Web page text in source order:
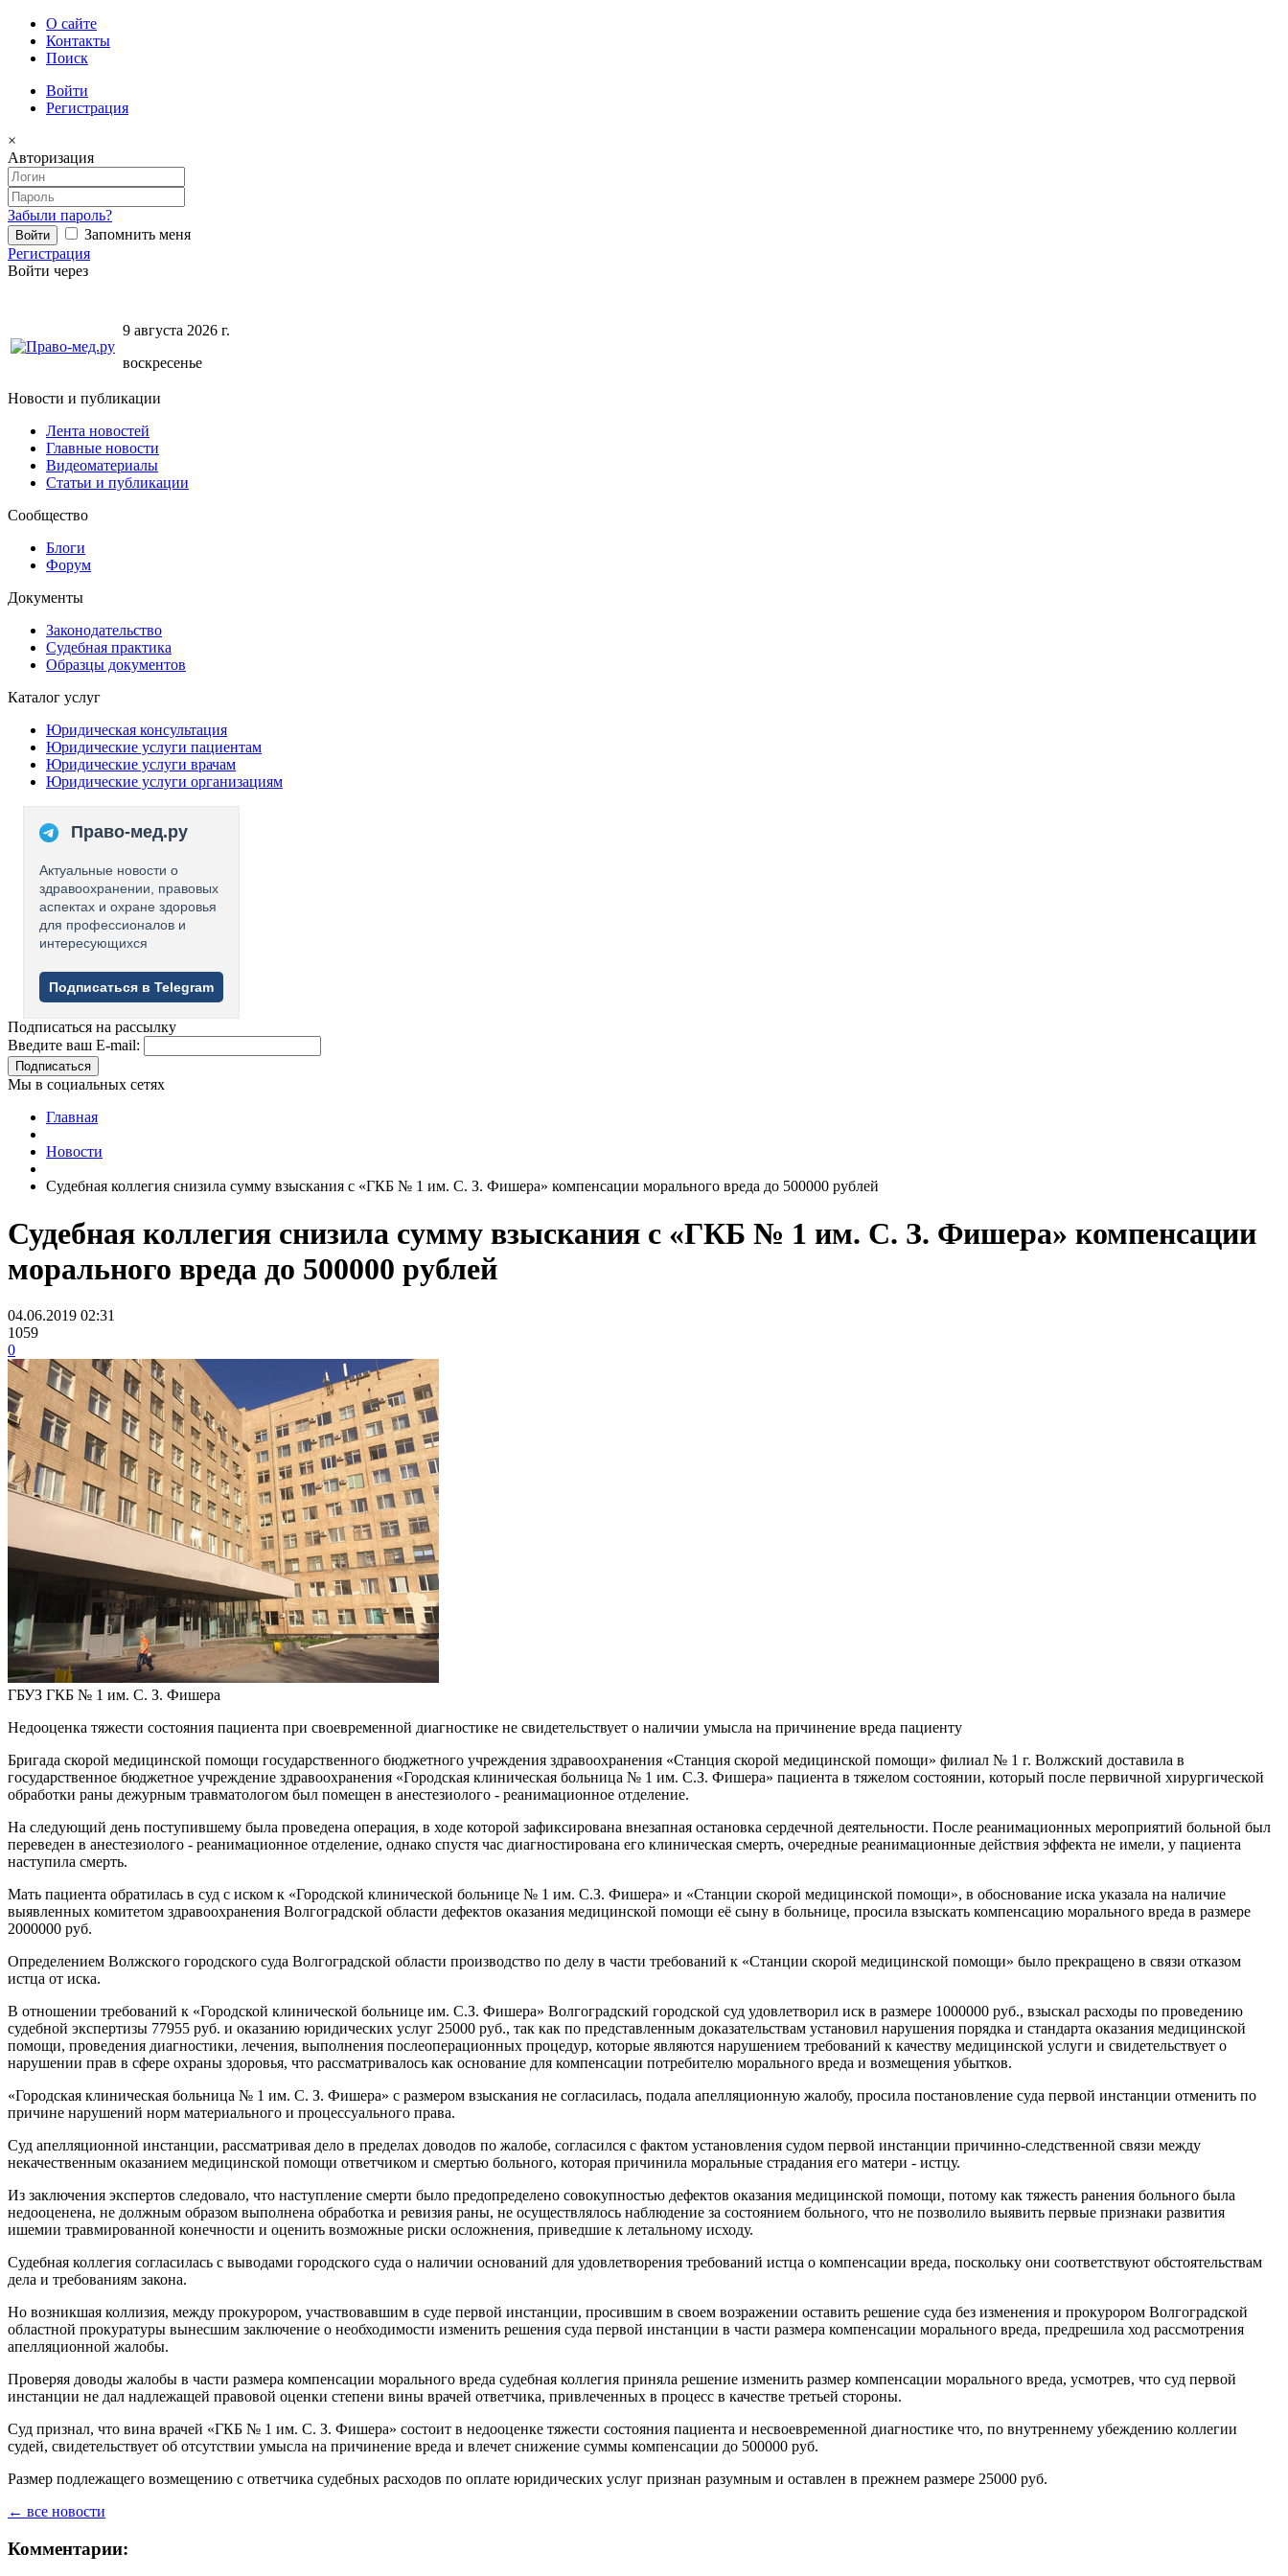
О сайте
Контакты
Поиск
Войти
Регистрация
×
Авторизация
Забыли пароль?
Запомнить меня
Регистрация
Войти через
9 августа 2026 г.
воскресенье
Новости и публикации
Лента новостей
Главные новости
Видеоматериалы
Статьи и публикации
Сообщество
Блоги
Форум
Документы
Законодательство
Судебная практика
Образцы документов
Каталог услуг
Юридическая консультация
Юридические услуги пациентам
Юридические услуги врачам
Юридические услуги организациям
Право-мед.ру
Актуальные новости о
здравоохранении, правовых
аспектах и охране здоровья
для профессионалов и
интересующихся
Подписаться в Telegram
Подписаться на рассылку
Введите ваш E-mail:
Подписаться
Мы в социальных сетях
Главная
Новости
Судебная коллегия снизила сумму взыскания с «ГКБ № 1 им. С. З. Фишера» компенсации морального вреда до 500000 рублей
Судебная коллегия снизила сумму взыскания с «ГКБ № 1 им. С. З. Фишера» компенсации
морального вреда до 500000 рублей
04.06.2019 02:31
1059
0
ГБУЗ ГКБ № 1 им. С. З. Фишера
Недооценка тяжести состояния пациента при своевременной диагностике не свидетельствует о наличии умысла на причинение вреда пациенту
Бригада скорой медицинской помощи государственного бюджетного учреждения здравоохранения «Станция скорой медицинской помощи» филиал № 1 г. Волжский доставила в
государственное бюджетное учреждение здравоохранения «Городская клиническая больница № 1 им. С.З. Фишера» пациента в тяжелом состоянии, который после первичной хирургической
обработки раны дежурным травматологом был помещен в анестезиолого - реанимационное отделение.
На следующий день поступившему была проведена операция, в ходе которой зафиксирована внезапная остановка сердечной деятельности. После реанимационных мероприятий больной был
переведен в анестезиолого - реанимационное отделение, однако спустя час диагностирована его клиническая смерть, очередные реанимационные действия эффекта не имели, у пациента
наступила смерть.
Мать пациента обратилась в суд с иском к «Городской клинической больнице № 1 им. С.З. Фишера» и «Станции скорой медицинской помощи», в обоснование иска указала на наличие
выявленных комитетом здравоохранения Волгоградской области дефектов оказания медицинской помощи её сыну в больнице, просила взыскать компенсацию морального вреда в размере
2000000 руб.
Определением Волжского городского суда Волгоградской области производство по делу в части требований к «Станции скорой медицинской помощи» было прекращено в связи отказом
истца от иска.
В отношении требований к «Городской клинической больнице им. С.З. Фишера» Волгоградский городской суд удовлетворил иск в размере 1000000 руб., взыскал расходы по проведению
судебной экспертизы 77955 руб. и оказанию юридических услуг 25000 руб., так как по представленным доказательствам установил нарушения порядка и стандарта оказания медицинской
помощи, проведения диагностики, лечения, выполнения послеоперационных процедур, которые являются нарушением требований к качеству медицинской услуги и свидетельствует о
нарушении прав в сфере охраны здоровья, что рассматривалось как основание для компенсации потребителю морального вреда и возмещения убытков.
«Городская клиническая больница № 1 им. С. З. Фишера» с размером взыскания не согласилась, подала апелляционную жалобу, просила постановление суда первой инстанции отменить по
причине нарушений норм материального и процессуального права.
Суд апелляционной инстанции, рассматривая дело в пределах доводов по жалобе, согласился с фактом установления судом первой инстанции причинно-следственной связи между
некачественным оказанием медицинской помощи ответчиком и смертью больного, которая причинила моральные страдания его матери - истцу.
Из заключения экспертов следовало, что наступление смерти было предопределено совокупностью дефектов оказания медицинской помощи, потому как тяжесть ранения больного была
недооценена, не должным образом выполнена обработка и ревизия раны, не осуществлялось наблюдение за состоянием больного, что не позволило выявить первые признаки развития
ишемии травмированной конечности и оценить возможные риски осложнения, приведшие к летальному исходу.
Судебная коллегия согласилась с выводами городского суда о наличии оснований для удовлетворения требований истца о компенсации вреда, поскольку они соответствуют обстоятельствам
дела и требованиям закона.
Но возникшая коллизия, между прокурором, участвовавшим в суде первой инстанции, просившим в своем возражении оставить решение суда без изменения и прокурором Волгоградской
областной прокуратуры вынесшим заключение о необходимости изменить решения суда первой инстанции в части размера компенсации морального вреда, предрешила ход рассмотрения
апелляционной жалобы.
Проверяя доводы жалобы в части размера компенсации морального вреда судебная коллегия приняла решение изменить размер компенсации морального вреда, усмотрев, что суд первой
инстанции не дал надлежащей правовой оценки степени вины врачей ответчика, привлеченных в процесс в качестве третьей стороны.
Суд признал, что вина врачей «ГКБ № 1 им. С. З. Фишера» состоит в недооценке тяжести состояния пациента и несвоевременной диагностике что, по внутреннему убеждению коллегии
судей, свидетельствует об отсутствии умысла на причинение вреда и влечет снижение суммы компенсации до 500000 руб.
Размер подлежащего возмещению с ответчика судебных расходов по оплате юридических услуг признан разумным и оставлен в прежнем размере 25000 руб.
← все новости
Комментарии: